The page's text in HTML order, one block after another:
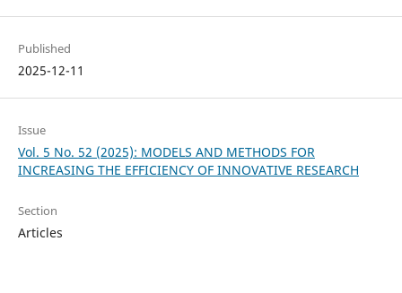
Published
2025-12-11
Issue
Vol. 5 No. 52 (2025): MODELS AND METHODS FOR
INCREASING THE EFFICIENCY OF INNOVATIVE RESEARCH
Section
Articles